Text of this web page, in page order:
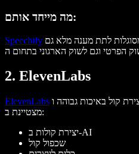
מה מייחד אותם:
Speechify
2. ElevenLabs
ElevenLabs
מצטיינת ב:
יצירת קולות ב-AI
שכפול קול